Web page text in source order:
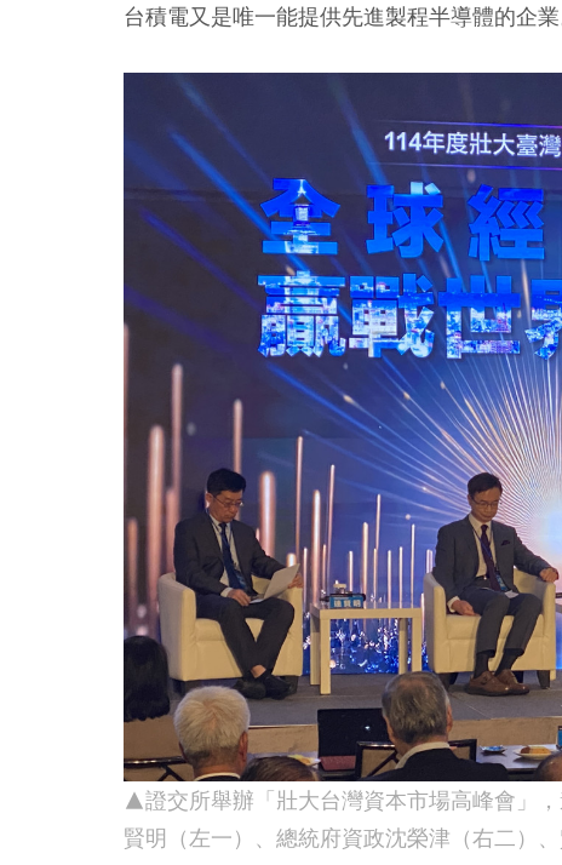
台積電又是唯一能提供先進製程半導體的企業
▲證交所舉辦「壯大台灣資本市場高峰會」
賢明（左一）、總統府資政沈榮津（右二）